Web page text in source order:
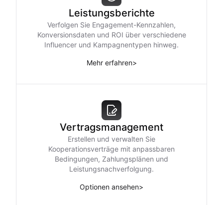
Leistungsberichte
Verfolgen Sie Engagement-Kennzahlen,
Konversionsdaten und ROI über verschiedene
Influencer und Kampagnentypen hinweg.
Mehr erfahren>
Vertragsmanagement
Erstellen und verwalten Sie
Kooperationsverträge mit anpassbaren
Bedingungen, Zahlungsplänen und
Leistungsnachverfolgung.
Optionen ansehen>